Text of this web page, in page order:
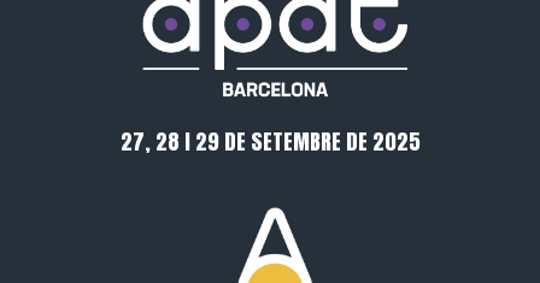
27, 28 I 29 DE SETEMBRE DE 2025